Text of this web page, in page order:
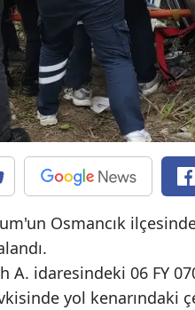
Osmancık
A. idaresindeki 06 FY
yol kenarındaki